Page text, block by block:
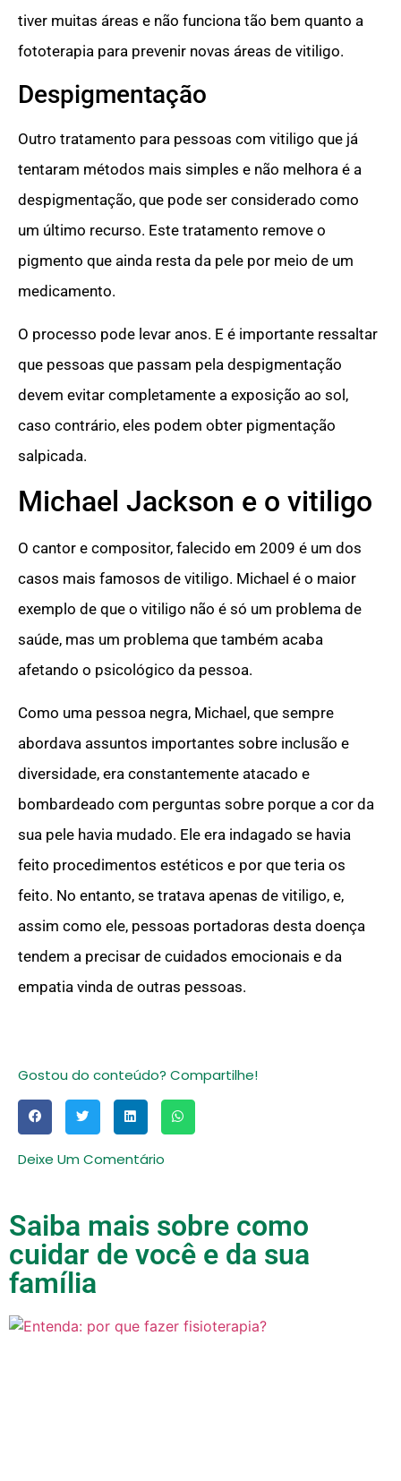
tiver muitas áreas e não funciona tão bem quanto a
fototerapia para prevenir novas áreas de vitiligo.
Despigmentação
Outro tratamento para pessoas com vitiligo que já
tentaram métodos mais simples e não melhora é a
despigmentação, que pode ser considerado como
um último recurso. Este tratamento remove o
pigmento que ainda resta da pele por meio de um
medicamento.
O processo pode levar anos. E é importante ressaltar
que pessoas que passam pela despigmentação
devem evitar completamente a exposição ao sol,
caso contrário, eles podem obter pigmentação
salpicada.
Michael Jackson e o vitiligo
O cantor e compositor, falecido em 2009 é um dos
casos mais famosos de vitiligo. Michael é o maior
exemplo de que o vitiligo não é só um problema de
saúde, mas um problema que também acaba
afetando o psicológico da pessoa.
Como uma pessoa negra, Michael, que sempre
abordava assuntos importantes sobre inclusão e
diversidade, era constantemente atacado e
bombardeado com perguntas sobre porque a cor da
sua pele havia mudado. Ele era indagado se havia
feito procedimentos estéticos e por que teria os
feito. No entanto, se tratava apenas de vitiligo, e,
assim como ele, pessoas portadoras desta doença
tendem a precisar de cuidados emocionais e da
empatia vinda de outras pessoas.
Gostou do conteúdo? Compartilhe!
Deixe Um Comentário
Saiba mais sobre como
cuidar de você e da sua
família